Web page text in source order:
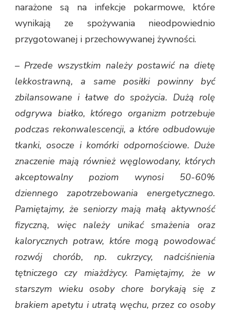
narażone są na infekcje pokarmowe, które
wynikają ze spożywania nieodpowiednio
przygotowanej i przechowywanej żywności.
– Przede wszystkim należy postawić na dietę
lekkostrawną, a same posiłki powinny być
zbilansowane i łatwe do spożycia. Dużą rolę
odgrywa białko, którego organizm potrzebuje
podczas rekonwalescencji, a które odbudowuje
tkanki, osocze i komórki odpornościowe. Duże
znaczenie mają również węglowodany, których
akceptowalny poziom wynosi 50-60%
dziennego zapotrzebowania energetycznego.
Pamiętajmy, że seniorzy mają małą aktywność
fizyczną, więc należy unikać smażenia oraz
kalorycznych potraw, które mogą powodować
rozwój chorób, np. cukrzycy, nadciśnienia
tętniczego czy miażdżycy. Pamiętajmy, że w
starszym wieku osoby chore borykają się z
brakiem apetytu i utratą węchu, przez co osoby